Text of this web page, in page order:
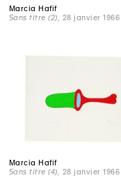
Marcia Hafif
Sans titre (2) , 28 janvier 1966
Marcia Hafif
Sans titre (4) , 28 janvier 1966